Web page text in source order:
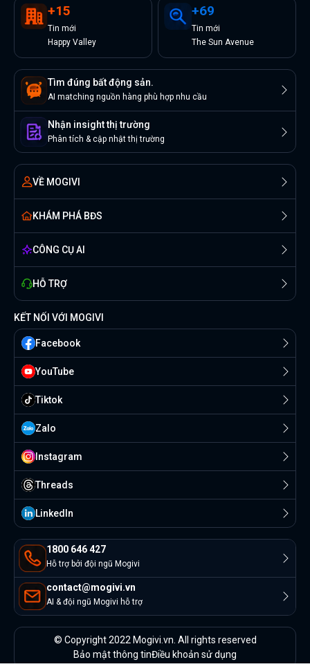
+15
Tin mới
Happy Valley
+69
Tin mới
The Sun Avenue
Tìm đúng bất động sản.
AI matching nguồn hàng phù hợp nhu cầu
Nhận insight thị trường
Phân tích & cập nhật thị trường
VỀ MOGIVI
KHÁM PHÁ BĐS
CÔNG CỤ AI
HỖ TRỢ
1800 646 427
Hỗ trợ bởi đội ngũ Mogivi
contact@mogivi.vn
AI & đội ngũ Mogivi hỗ trợ
KẾT NỐI VỚI MOGIVI
Facebook
YouTube
Tiktok
Zalo
Instagram
Threads
Linkedln
© Copyright 2022 Mogivi.vn. All rights reserved
Bảo mật thông tinĐiều khoản sử dụng